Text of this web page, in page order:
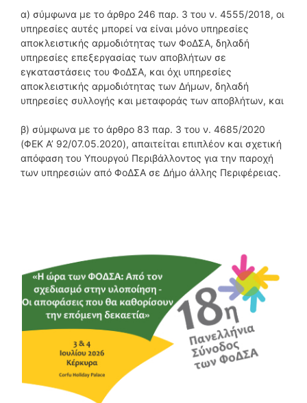
α) σύμφωνα με το άρθρο 246 παρ. 3 του ν. 4555/2018, οι
υπηρεσίες αυτές μπορεί να είναι μόνο υπηρεσίες
αποκλειστικής αρμοδιότητας των ΦοΔΣΑ, δηλαδή
υπηρεσίες επεξεργασίας των αποβλήτων σε
εγκαταστάσεις του ΦοΔΣΑ, και όχι υπηρεσίες
αποκλειστικής αρμοδιότητας των Δήμων, δηλαδή
υπηρεσίες συλλογής και μεταφοράς των αποβλήτων, και
β) σύμφωνα με το άρθρο 83 παρ. 3 του ν. 4685/2020
(ΦΕΚ A’ 92/07.05.2020), απαιτείται επιπλέον και σχετική
απόφαση του Υπουργού Περιβάλλοντος για την παροχή
των υπηρεσιών από ΦοΔΣΑ σε Δήμο άλλης Περιφέρειας.